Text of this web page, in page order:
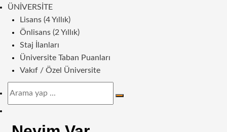
ÜNIVERSITE
Lisans (4 Yıllık)
Önlisans (2 Yıllık)
Staj İlanları
Üniversite Taban Puanları
Vakıf / Özel Üniversite
Arama